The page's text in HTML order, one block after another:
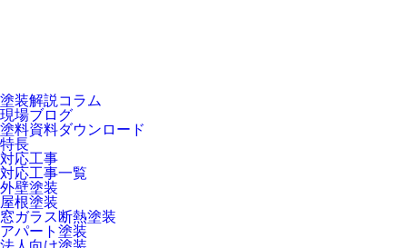
塗装解説コラム
現場ブログ
塗料資料ダウンロード
特長
対応工事
対応工事一覧
外壁塗装
屋根塗装
窓ガラス断熱塗装
アパート塗装